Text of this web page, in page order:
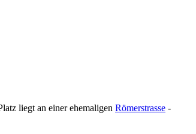
liegt an einer ehemaligen Römerstrasse -